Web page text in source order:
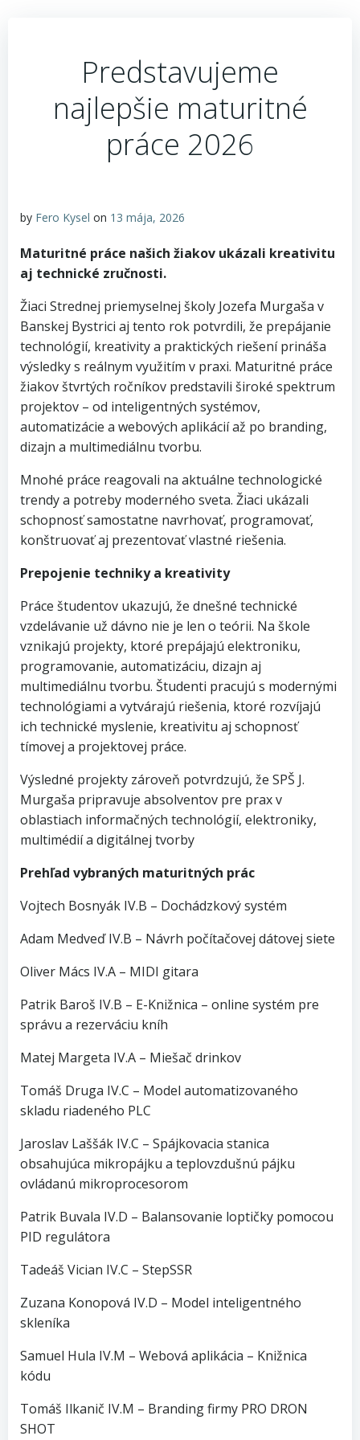
Predstavujeme
najlepšie maturitné
práce 2026
by Fero Kysel on 13 mája, 2026
Maturitné práce našich žiakov ukázali kreativitu
aj technické zručnosti.
Žiaci Strednej priemyselnej školy Jozefa Murgaša v
Banskej Bystrici aj tento rok potvrdili, že prepájanie
technológií, kreativity a praktických riešení prináša
výsledky s reálnym využitím v praxi. Maturitné práce
žiakov štvrtých ročníkov predstavili široké spektrum
projektov – od inteligentných systémov,
automatizácie a webových aplikácií až po branding,
dizajn a multimediálnu tvorbu.
Mnohé práce reagovali na aktuálne technologické
trendy a potreby moderného sveta. Žiaci ukázali
schopnosť samostatne navrhovať, programovať,
konštruovať aj prezentovať vlastné riešenia.
Prepojenie techniky a kreativity
Práce študentov ukazujú, že dnešné technické
vzdelávanie už dávno nie je len o teórii. Na škole
vznikajú projekty, ktoré prepájajú elektroniku,
programovanie, automatizáciu, dizajn aj
multimediálnu tvorbu. Študenti pracujú s modernými
technológiami a vytvárajú riešenia, ktoré rozvíjajú
ich technické myslenie, kreativitu aj schopnosť
tímovej a projektovej práce.
Výsledné projekty zároveň potvrdzujú, že SPŠ J.
Murgaša pripravuje absolventov pre prax v
oblastiach informačných technológií, elektroniky,
multimédií a digitálnej tvorby
Prehľad vybraných maturitných prác
Vojtech Bosnyák IV.B – Dochádzkový systém
Adam Medveď IV.B – Návrh počítačovej dátovej siete
Oliver Mács IV.A – MIDI gitara
Patrik Baroš IV.B – E-Knižnica – online systém pre
správu a rezerváciu kníh
Matej Margeta IV.A – Miešač drinkov
Tomáš Druga IV.C – Model automatizovaného
skladu riadeného PLC
Jaroslav Laššák IV.C – Spájkovacia stanica
obsahujúca mikropájku a teplovzdušnú pájku
ovládanú mikroprocesorom
Patrik Buvala IV.D – Balansovanie loptičky pomocou
PID regulátora
Tadeáš Vician IV.C – StepSSR
Zuzana Konopová IV.D – Model inteligentného
skleníka
Samuel Hula IV.M – Webová aplikácia – Knižnica
kódu
Tomáš Ilkanič IV.M – Branding firmy PRO DRON
SHOT